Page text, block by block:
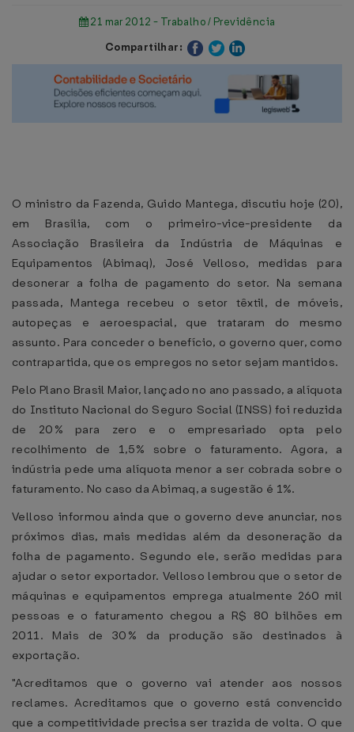
21 mar 2012 - Trabalho / Previdência
Compartilhar:
O ministro da Fazenda, Guido Mantega, discutiu hoje (20),
em Brasília, com o primeiro-vice-presidente da
Associação Brasileira da Indústria de Máquinas e
Equipamentos (Abimaq), José Velloso, medidas para
desonerar a folha de pagamento do setor. Na semana
passada, Mantega recebeu o setor têxtil, de móveis,
autopeças e aeroespacial, que trataram do mesmo
assunto. Para conceder o benefício, o governo quer, como
contrapartida, que os empregos no setor sejam mantidos.
Pelo Plano Brasil Maior, lançado no ano passado, a alíquota
do Instituto Nacional do Seguro Social (INSS) foi reduzida
de 20% para zero e o empresariado opta pelo
recolhimento de 1,5% sobre o faturamento. Agora, a
indústria pede uma alíquota menor a ser cobrada sobre o
faturamento. No caso da Abimaq, a sugestão é 1%.
Velloso informou ainda que o governo deve anunciar, nos
próximos dias, mais medidas além da desoneração da
folha de pagamento. Segundo ele, serão medidas para
ajudar o setor exportador. Velloso lembrou que o setor de
máquinas e equipamentos emprega atualmente 260 mil
pessoas e o faturamento chegou a R$ 80 bilhões em
2011. Mais de 30% da produção são destinados à
exportação.
"Acreditamos que o governo vai atender aos nossos
reclames. Acreditamos que o governo está convencido
que a competitividade precisa ser trazida de volta. O que